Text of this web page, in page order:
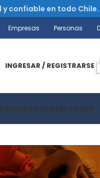
Empresas Personas
INGRESAR / REGISTRARSE
BLOGFAQCONTÁCTANOS
confiable en todo Chile.